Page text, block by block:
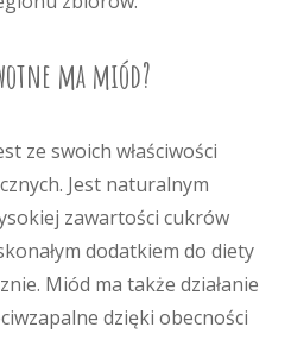
ma miód?
ze swoich właściwości
Jest naturalnym
zawartości cukrów
dodatkiem do diety
Miód ma także działanie
dzięki obecności